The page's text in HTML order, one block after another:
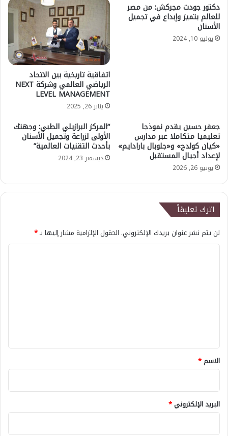
دكتور جودت مجركش: من مصر
للعالم بتميز وإبداع في تجميل
الأسنان
يوليو 10, 2024
اتفاقية تاريخية بين الاتحاد
الرياضي العالمي وشركة NEXT
LEVEL MANAGEMENT
يناير 26, 2025
جعفر حسين يقدم نموذجا
تعليميا متكاملا عبر مدارس
«كيان كولدج» و«جلوبال بارادايم»
لإعداد أجيال المستقبل
يونيو 26, 2026
“المركز البرازيلي الطبي: وجهتك
الأولى لزراعة وتجميل الأسنان
بأحدث التقنيات العالمية”
ديسمبر 23, 2024
اترك تعليقاً
لن يتم نشر عنوان بريدك الإلكتروني. الحقول الإلزامية مشار إليها بـ*
*
الاسم*
البريد الإلكتروني*